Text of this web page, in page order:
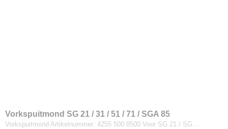
Vorkspuitmond SG 21 / 31 / 51 / 71 / SGA 85
Vorkspuitmond Artikelnummer: 4255 500 8500 Voor SG 21 / SG…